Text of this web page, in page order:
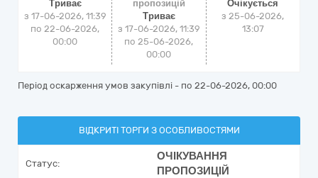
Триває
з 17-06-2026, 11:39
по 22-06-2026,
00:00
пропозицій
Триває
з 17-06-2026, 11:39
по 25-06-2026,
00:00
Очікується
з25-06-2026,
13:07
Період оскарження умов закупівлі - по 22-06-2026, 00:00
ВІДКРИТІ ТОРГИ З ОСОБЛИВОСТЯМИ
Статус:
ОЧІКУВАННЯ
ПРОПОЗИЦІЙ